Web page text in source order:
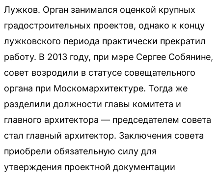
Лужков. Орган занимался оценкой крупных
градостроительных проектов, однако к концу
лужковского периода практически прекратил
работу. В 2013 году, при мэре Сергее Собянине,
совет возродили в статусе совещательного
органа при Москомархитектуре. Тогда же
разделили должности главы комитета и
главного архитектора — председателем совета
стал главный архитектор. Заключения совета
приобрели обязательную силу для
утверждения проектной документации